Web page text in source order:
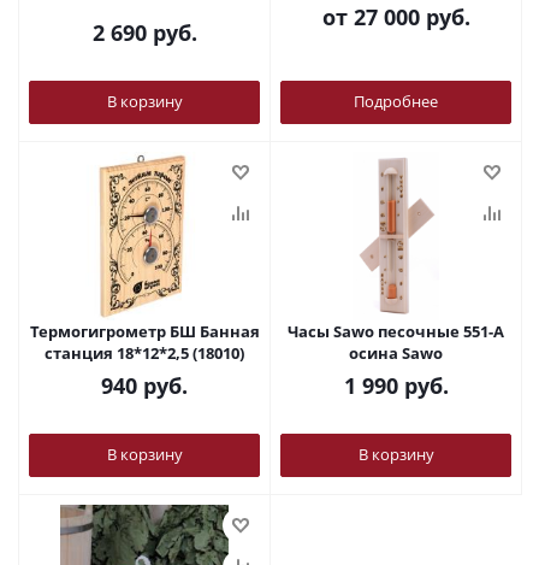
2 690руб.
В корзину
от 27 000 руб.
Подробнее
Термогигрометр БШ Банная
станция 18*12*2,5 (18010)
940 руб.
В корзину
Часы Sawo песочные 551-А
осина Sawo
1 990руб.
В корзину